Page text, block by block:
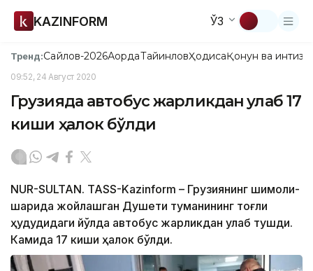
KAZINFORM ЎЗ
Тренд:Сайлов-2026АқордаТайинловҲодисаҚонун ва
09:52, 24 Август 2020
Грузияда автобус жарликдан қулаб 17
киши ҳалок бўлди
NUR-SULTAN. TASS-Kazinform – Грузиянинг шимоли-
шарқида жойлашган Душети туманининг тоғли
ҳудудидаги йўлда автобус жарликдан қулаб тушди.
Камида 17 киши ҳалок бўлди.